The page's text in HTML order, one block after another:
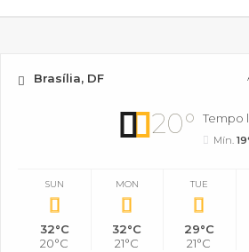
Brasília, DF
20° Tempo
Mín.
SUN
32°C
20°C
MON
32°C
21°C
TUE
29°C
21°C